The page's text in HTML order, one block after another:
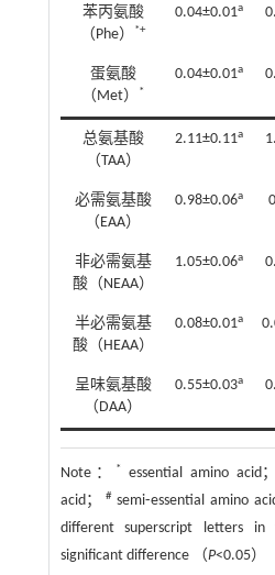
苯丙氨酸
（Phe）
*+
0.04±0.01a
蛋氨酸
（Met）
*
0.04±0.01a
总氨基酸
（TAA）
2.11±0.11a
必需氨基酸
（EAA）
0.98±0.06a
非必需氨基
酸（NEAA）
1.05±0.06a
半必需氨基
酸（HEAA）
0.08±0.01a
呈味氨基酸
（DAA）
0.55±0.03a
Note： * essential amino acid
acid；# semi⁃essential amino
different superscript letters
significant difference （P<0.05）